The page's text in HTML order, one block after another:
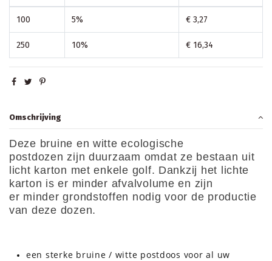
100 5% € 3,27
250 10% € 16,34
Omschrijving
Deze bruine en witte ecologische
postdozen zijnduurzaam omdat ze bestaan uit
licht karton met enkele golf. Dankzij het lichte
karton is er minder afvalvolumeen zijn
er minder grondstoffen nodig voor de productie
van deze dozen.
een sterke bruine / witte postdoos voor al uw